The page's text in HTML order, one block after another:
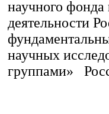
научного
деятельности
научных
группами»